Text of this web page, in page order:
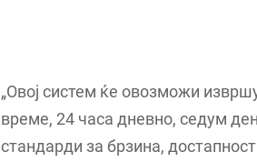
„Овој систем ќе овозможи
време, 24 часа дневно, седум
стандарди за брзина,